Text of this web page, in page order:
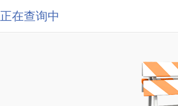
正在查询中